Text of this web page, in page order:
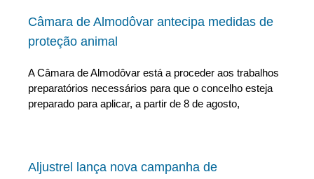
Câmara de Almodôvar antecipa medidas de
proteção animal
A Câmara de Almodôvar está a proceder aos trabalhos
preparatórios necessários para que o concelho esteja
preparado para aplicar, a partir de 8 de agosto,
Aljustrel lança nova campanha de